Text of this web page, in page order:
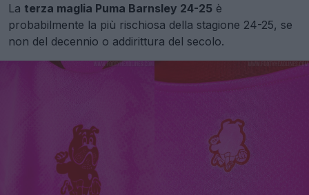
La terza maglia Puma Barnsley 24-25 è
probabilmente la più rischiosa della stagione 24-25, se
non del decennio o addirittura del secolo.